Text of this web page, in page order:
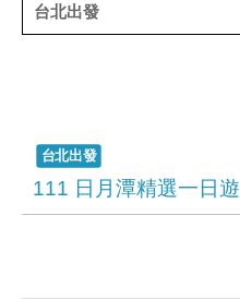
台北出發
台北出發
111 日月潭精選一日遊